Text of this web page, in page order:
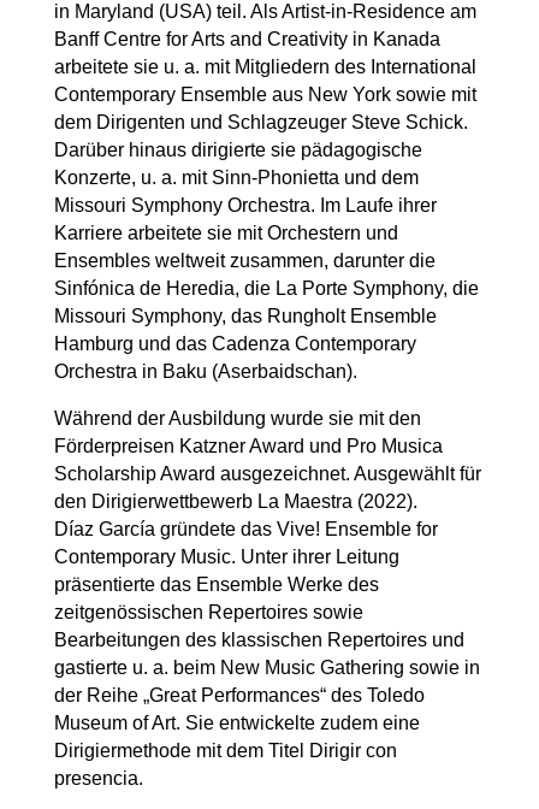
in Maryland (USA) teil. Als Artist-in-Residence am
Banff Centre for Arts and Creativity in Kanada
arbeitete sie u. a. mit Mitgliedern des International
Contemporary Ensemble aus New York sowie mit
dem Dirigenten und Schlagzeuger Steve Schick.
Darüber hinaus dirigierte sie pädagogische
Konzerte, u. a. mit Sinn-Phonietta und dem
Missouri Symphony Orchestra. Im Laufe ihrer
Karriere arbeitete sie mit Orchestern und
Ensembles weltweit zusammen, darunter die
Sinfónica de Heredia, die La Porte Symphony, die
Missouri Symphony, das Rungholt Ensemble
Hamburg und das Cadenza Contemporary
Orchestra in Baku (Aserbaidschan).
Während der Ausbildung wurde sie mit den
Förderpreisen Katzner Award und Pro Musica
Scholarship Award ausgezeichnet. Ausgewählt für
den Dirigierwettbewerb La Maestra (2022).
Díaz García gründete das Vive! Ensemble for
Contemporary Music. Unter ihrer Leitung
präsentierte das Ensemble Werke des
zeitgenössischen Repertoires sowie
Bearbeitungen des klassischen Repertoires und
gastierte u. a. beim New Music Gathering sowie in
der Reihe „Great Performances“ des Toledo
Museum of Art. Sie entwickelte zudem eine
Dirigiermethode mit dem Titel Dirigir con
presencia.